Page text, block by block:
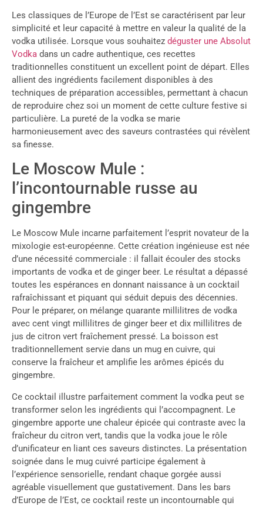
Les classiques de l’Europe de l’Est se caractérisent par leur
simplicité et leur capacité à mettre en valeur la qualité de la
vodka utilisée. Lorsque vous souhaitez déguster une Absolut
Vodka dans un cadre authentique, ces recettes
traditionnelles constituent un excellent point de départ. Elles
allient des ingrédients facilement disponibles à des
techniques de préparation accessibles, permettant à chacun
de reproduire chez soi un moment de cette culture festive si
particulière. La pureté de la vodka se marie
harmonieusement avec des saveurs contrastées qui révèlent
sa finesse.
Le Moscow Mule :
l’incontournable russe au
gingembre
Le Moscow Mule incarne parfaitement l’esprit novateur de la
mixologie est-européenne. Cette création ingénieuse est née
d’une nécessité commerciale : il fallait écouler des stocks
importants de vodka et de ginger beer. Le résultat a dépassé
toutes les espérances en donnant naissance à un cocktail
rafraîchissant et piquant qui séduit depuis des décennies.
Pour le préparer, on mélange quarante millilitres de vodka
avec cent vingt millilitres de ginger beer et dix millilitres de
jus de citron vert fraîchement pressé. La boisson est
traditionnellement servie dans un mug en cuivre, qui
conserve la fraîcheur et amplifie les arômes épicés du
gingembre.
Ce cocktail illustre parfaitement comment la vodka peut se
transformer selon les ingrédients qui l’accompagnent. Le
gingembre apporte une chaleur épicée qui contraste avec la
fraîcheur du citron vert, tandis que la vodka joue le rôle
d’unificateur en liant ces saveurs distinctes. La présentation
soignée dans le mug cuivré participe également à
l’expérience sensorielle, rendant chaque gorgée aussi
agréable visuellement que gustativement. Dans les bars
d’Europe de l’Est, ce cocktail reste un incontournable qui